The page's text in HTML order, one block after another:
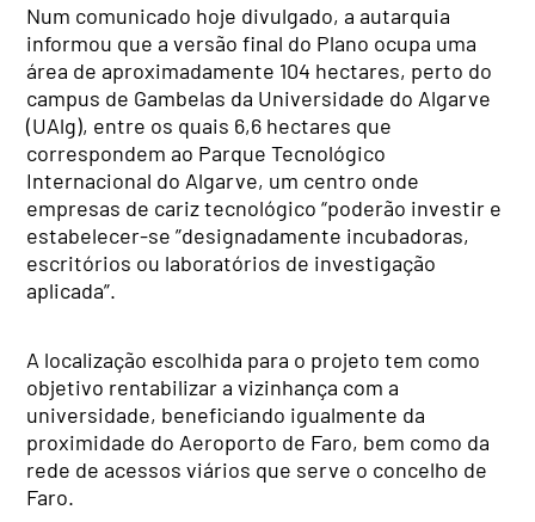
Num comunicado hoje divulgado, a autarquia
informou que a versão final do Plano ocupa uma
área de aproximadamente 104 hectares, perto do
campus de Gambelas da Universidade do Algarve
(UAlg), entre os quais 6,6 hectares que
correspondem ao Parque Tecnológico
Internacional do Algarve, um centro onde
empresas de cariz tecnológico “poderão investir e
estabelecer-se ”designadamente incubadoras,
escritórios ou laboratórios de investigação
aplicada”.
A localização escolhida para o projeto tem como
objetivo rentabilizar a vizinhança com a
universidade, beneficiando igualmente da
proximidade do Aeroporto de Faro, bem como da
rede de acessos viários que serve o concelho de
Faro.